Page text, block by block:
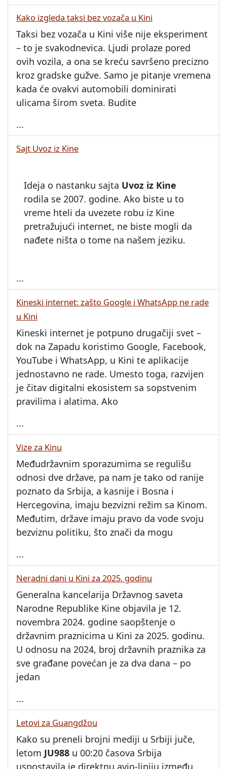
Kako izgleda taksi bez vozača u Kini
Taksi bez vozača u Kini više nije eksperiment
– to je svakodnevica. Ljudi prolaze pored
ovih vozila, a ona se kreću savršeno precizno
kroz gradske gužve. Samo je pitanje vremena
kada će ovakvi automobili dominirati
ulicama širom sveta. Budite
...
Sajt Uvoz iz Kine
Ideja o nastanku sajta Uvoz iz Kine
rodila se 2007. godine. Ako biste u to
vreme hteli da uvezete robu iz Kine
pretražujući internet, ne biste mogli da
nađete ništa o tome na našem jeziku.
...
Kineski internet: zašto Google i WhatsApp ne rade
u Kini
Kineski internet je potpuno drugačiji svet –
dok na Zapadu koristimo Google, Facebook,
YouTube i WhatsApp, u Kini te aplikacije
jednostavno ne rade. Umesto toga, razvijen
je čitav digitalni ekosistem sa sopstvenim
pravilima i alatima. Ako
...
Vize za Kinu
Međudržavnim sporazumima se regulišu
odnosi dve države, pa nam je tako od ranije
poznato da Srbija, a kasnije i Bosna i
Hercegovina, imaju bezvizni režim sa Kinom.
Međutim, države imaju pravo da vode svoju
bezviznu politiku, što znači da mogu
...
Neradni dani u Kini za 2025. godinu
Generalna kancelarija Državnog saveta
Narodne Republike Kine objavila je 12.
novembra 2024. godine saopštenje o
državnim praznicima u Kini za 2025. godinu.
U odnosu na 2024, broj državnih praznika za
sve građane povećan je za dva dana – po
jedan
...
Letovi za Guangdžou
Kako su preneli brojni mediji u Srbiji juče,
letom JU988 u 00:20 časova Srbija
uspostavila je direktnu avio-liniju između